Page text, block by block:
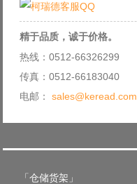
精于品质，诚于价格。
热线：0512-66326299
传真：0512-66183040
电邮： sales@keread.com
「仓储货架」